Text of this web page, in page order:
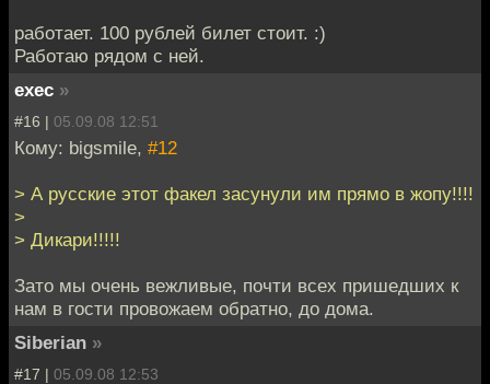
работает. 100 рублей билет стоит. :)
Работаю рядом с ней.
exec »
#16 | 05.09.08 12:51
Кому: bigsmile, #12
> А русские этот факел засунули им прямо в жопу!!!!
>
> Дикари!!!!!
Зато мы очень вежливые, почти всех пришедших к
нам в гости провожаем обратно, до дома.
Siberian »
#17 | 05.09.08 12:53